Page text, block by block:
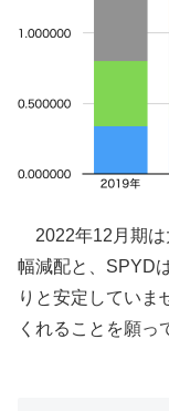
2022年12月期は
幅減配と、SPYD
りと安定していま
くれることを願っ